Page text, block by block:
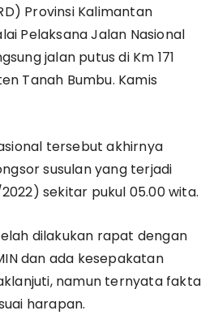
Provinsi Kalimantan
Pelaksana Jalan Nasional
jalan putus di Km 171
Tanah Bumbu. Kamis
tersebut akhirnya
susulan yang terjadi
sekitar pukul 05.00 wita.
dilakukan rapat dengan
dan ada kesepakatan
namun ternyata fakta
harapan.